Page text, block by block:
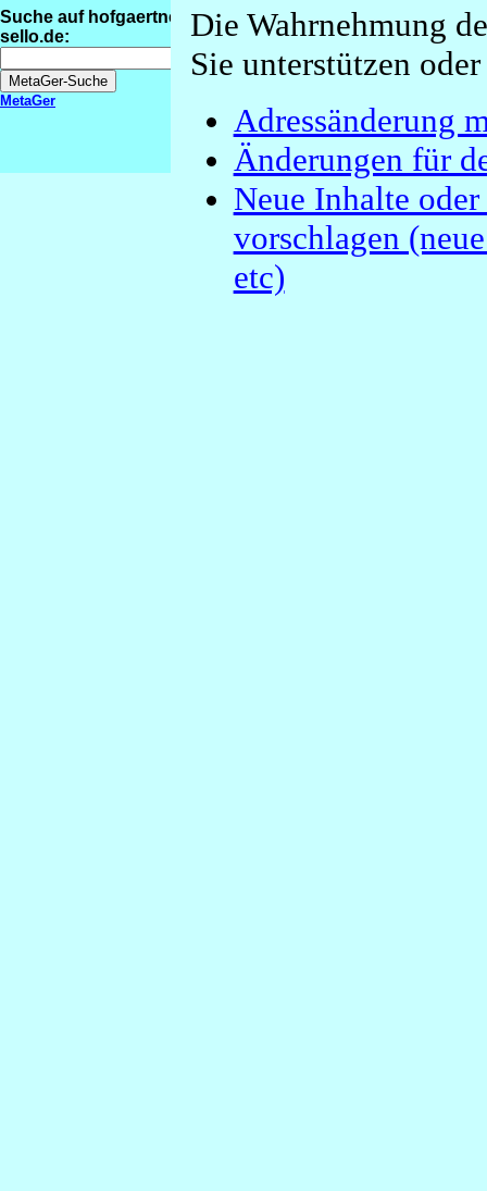
Suche auf hofgaertner-
sello.de:
MetaGer
Die Wahrnehmung
Sie unterstützen
Adressänderung
Änderungen für
Neue Inhalte
vorschlagen
etc)